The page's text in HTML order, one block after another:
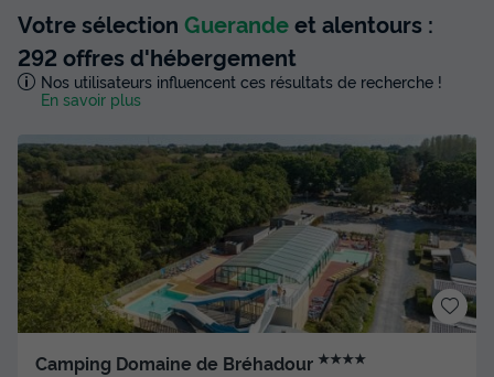
Votre sélection Guerandeet alentours :
292 offres d'hébergement
Nos utilisateurs influencent ces résultats de recherche !
En savoir plus
Camping Domaine de Bréhadour ★★★★